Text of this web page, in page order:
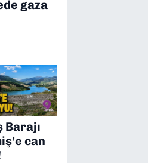
gaza
Barajı
can